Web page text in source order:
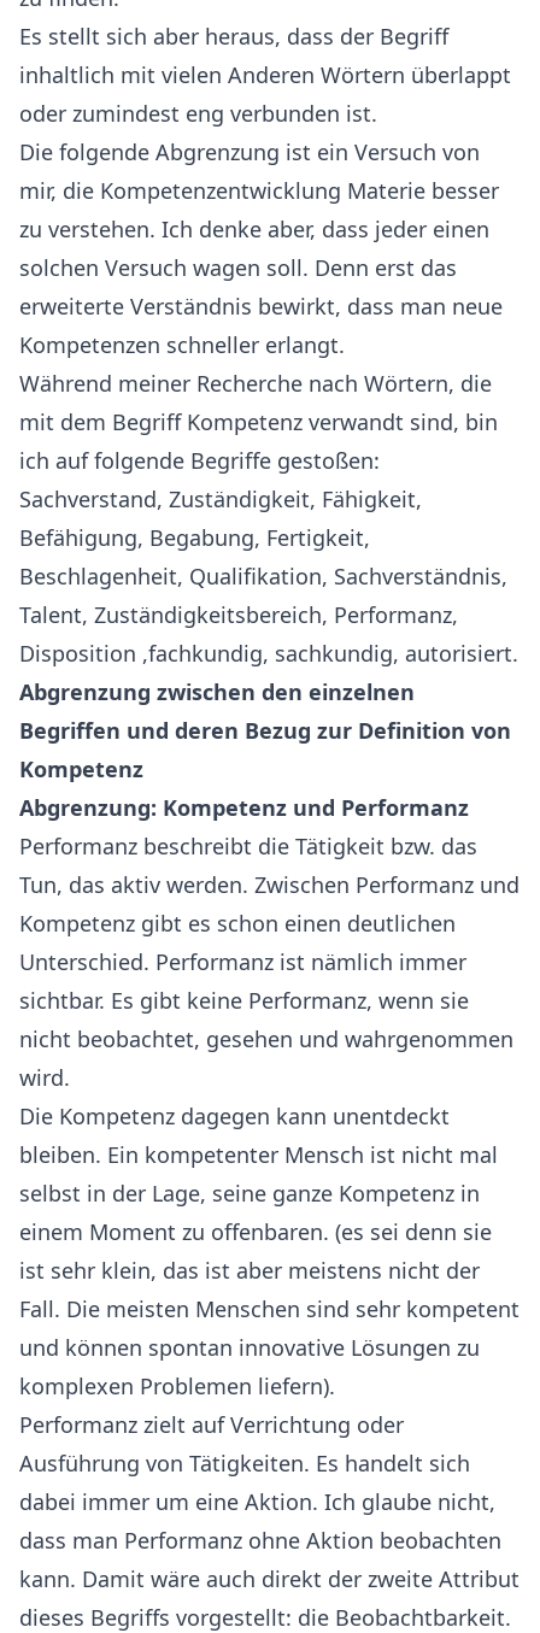
Es stellt sich aber heraus, dass der Begriff
inhaltlich mit vielen Anderen Wörtern überlappt
oder zumindest eng verbunden ist.
Die folgende Abgrenzung ist ein Versuch von
mir, die Kompetenzentwicklung Materie besser
zu verstehen. Ich denke aber, dass jeder einen
solchen Versuch wagen soll. Denn erst das
erweiterte Verständnis bewirkt, dass man neue
Kompetenzen schneller erlangt.
Während meiner Recherche nach Wörtern, die
mit dem Begriff Kompetenz verwandt sind, bin
ich auf folgende Begriffe gestoßen:
Sachverstand, Zuständigkeit, Fähigkeit,
Befähigung, Begabung, Fertigkeit,
Beschlagenheit, Qualifikation, Sachverständnis,
Talent, Zuständigkeitsbereich, Performanz,
Disposition ,fachkundig, sachkundig, autorisiert.
Abgrenzung zwischen den einzelnen
Begriffen und deren Bezug zur Definition von
Kompetenz
Abgrenzung: Kompetenz und Performanz
Performanz beschreibt die Tätigkeit bzw. das
Tun, das aktiv werden. Zwischen Performanz und
Kompetenz gibt es schon einen deutlichen
Unterschied. Performanz ist nämlich immer
sichtbar. Es gibt keine Performanz, wenn sie
nicht beobachtet, gesehen und wahrgenommen
wird.
Die Kompetenz dagegen kann unentdeckt
bleiben. Ein kompetenter Mensch ist nicht mal
selbst in der Lage, seine ganze Kompetenz in
einem Moment zu offenbaren. (es sei denn sie
ist sehr klein, das ist aber meistens nicht der
Fall. Die meisten Menschen sind sehr kompetent
und können spontan innovative Lösungen zu
komplexen Problemen liefern).
Performanz zielt auf Verrichtung oder
Ausführung von Tätigkeiten. Es handelt sich
dabei immer um eine Aktion. Ich glaube nicht,
dass man Performanz ohne Aktion beobachten
kann. Damit wäre auch direkt der zweite Attribut
dieses Begriffs vorgestellt: die Beobachtbarkeit.